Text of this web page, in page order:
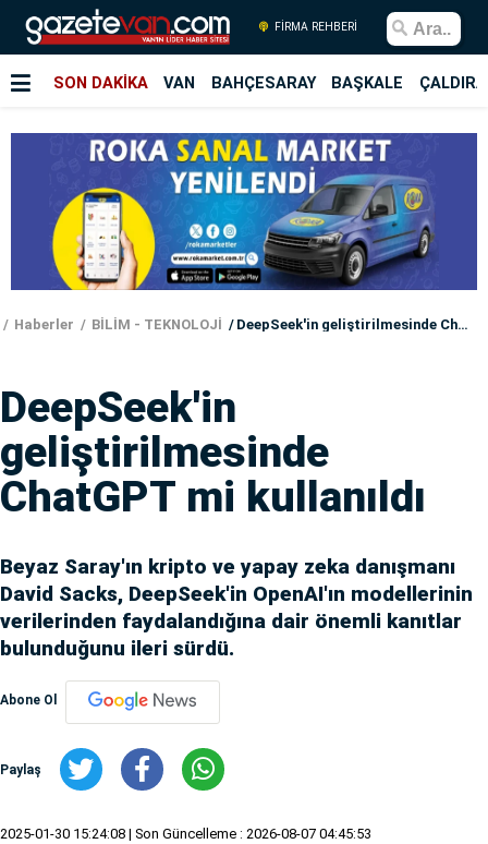
FİRMA REHBERİ
SON DAKİKA VAN BAHÇESARAY BAŞKALE
Haberler BİLİM - TEKNOLOJİ DeepSeek'in geliştirilmesinde ChatGPT mi kullanıldı
DeepSeek'in
geliştirilmesinde
ChatGPT mi kullanıldı
Beyaz Saray'ın kripto ve yapay zeka danışmanı
David Sacks, DeepSeek'in OpenAI'ın modellerinin
verilerinden faydalandığına dair önemli kanıtlar
bulunduğunu ileri sürdü.
Abone Ol
Paylaş
2025-01-30 15:24:08 | Son Güncelleme : 2026-08-07 04:45:53